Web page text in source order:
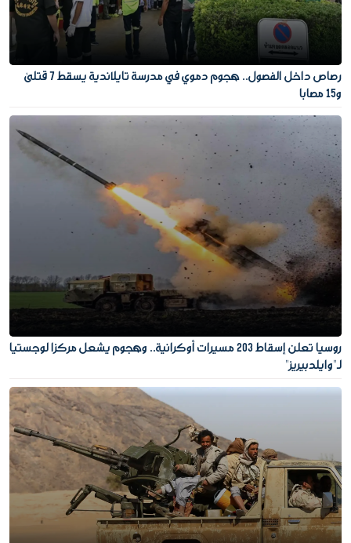
رصاص داخل الفصول.. هجوم دموي في مدرسة تايلاندية يسقط 7 قتلى
و15 مصابا
روسيا تعلن إسقاط 203 مسيرات أوكرانية.. وهجوم يشعل مركزا لوجستيا
لـ"وايلدبيريز"